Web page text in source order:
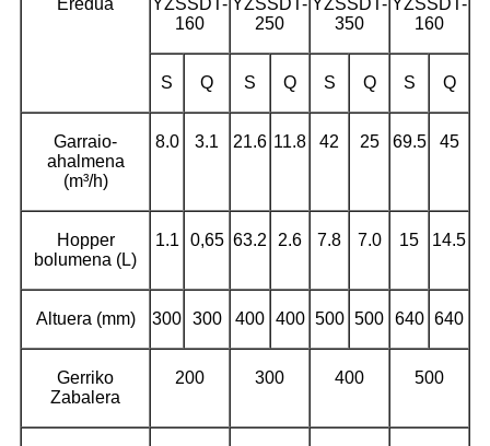
Eredua
YZSSDT-
160
YZSSDT-
250
YZSSDT-
350
YZSSDT-
160
S Q S Q S Q S Q
Garraio-
ahalmena
(m³/h)
8.0 3.1 21.6 11.8 42 25 69.5 45
Hopper
bolumena (L)
1.1 0,65 63.2 2.6 7.8 7.0 15 14.5
Altuera (mm) 300 300 400 400 500 500 640 640
Gerriko
Zabalera
200 300 400 500